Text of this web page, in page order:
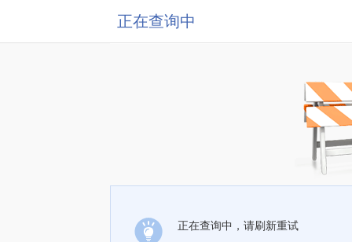
正在查询中
正在查询中，请刷新重试